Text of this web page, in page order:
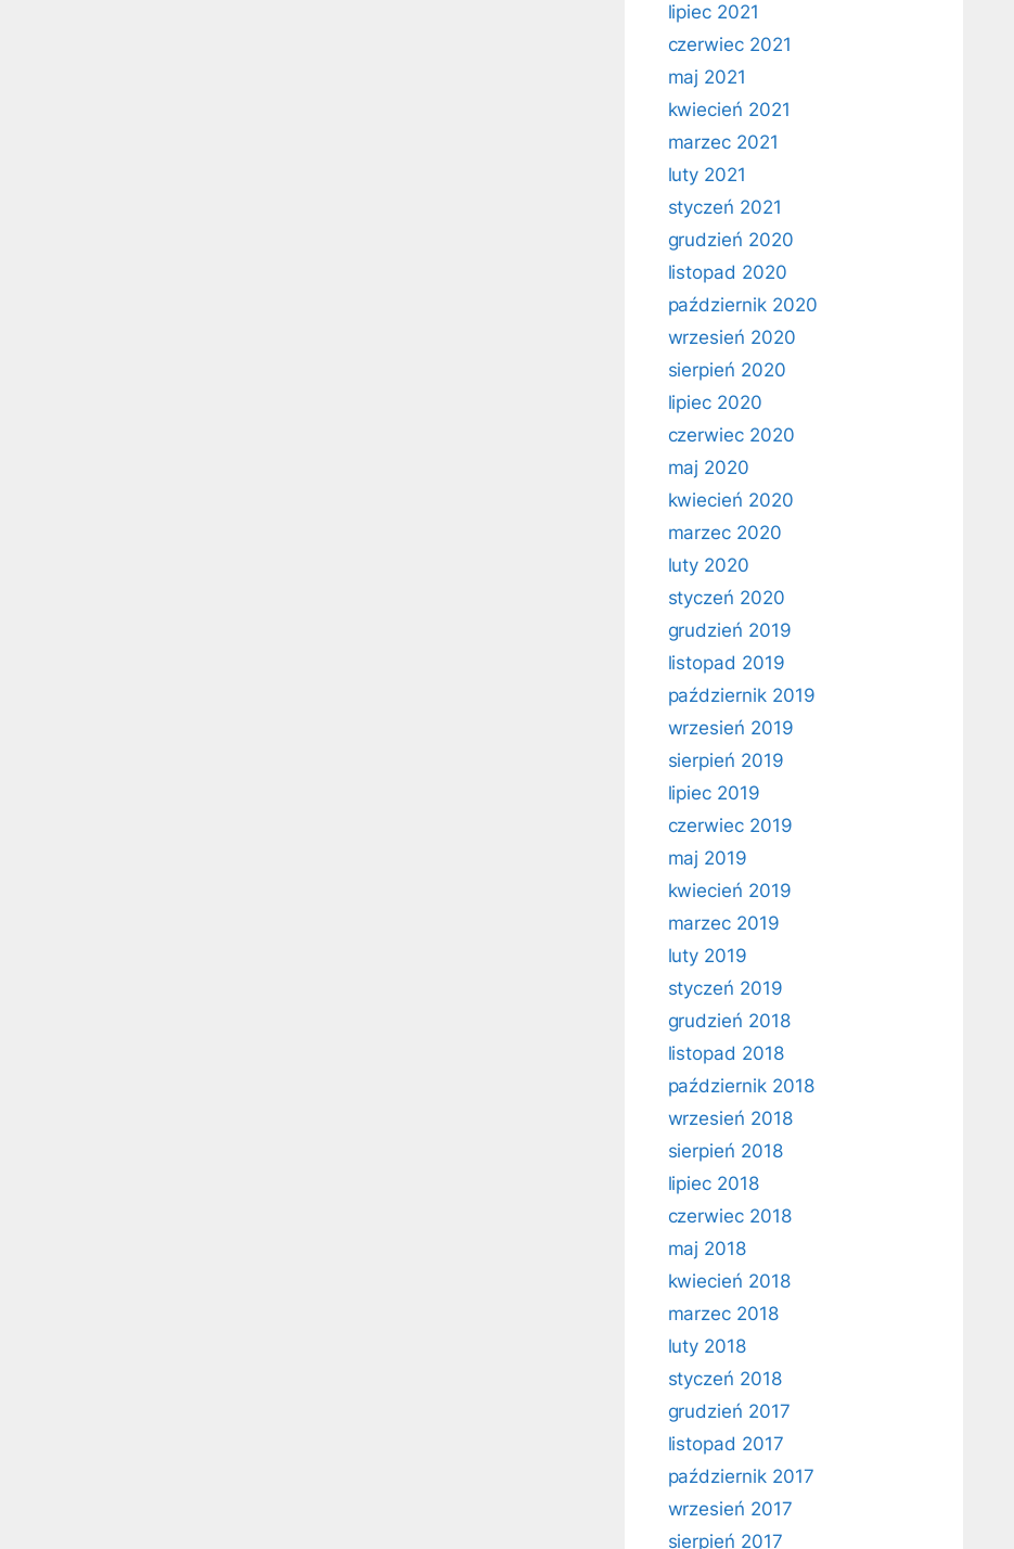
lipiec 2021
czerwiec 2021
maj 2021
kwiecień 2021
marzec 2021
luty 2021
styczeń 2021
grudzień 2020
listopad 2020
październik 2020
wrzesień 2020
sierpień 2020
lipiec 2020
czerwiec 2020
maj 2020
kwiecień 2020
marzec 2020
luty 2020
styczeń 2020
grudzień 2019
listopad 2019
październik 2019
wrzesień 2019
sierpień 2019
lipiec 2019
czerwiec 2019
maj 2019
kwiecień 2019
marzec 2019
luty 2019
styczeń 2019
grudzień 2018
listopad 2018
październik 2018
wrzesień 2018
sierpień 2018
lipiec 2018
czerwiec 2018
maj 2018
kwiecień 2018
marzec 2018
luty 2018
styczeń 2018
grudzień 2017
listopad 2017
październik 2017
wrzesień 2017
sierpień 2017